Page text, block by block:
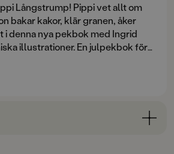
Långstrump! Pippi vet allt om
bakar kakor, klär granen, åker
i denna nya pekbok med Ingrid
illustrationer. En julpekbok för
mysigt sätt att närma sig julen